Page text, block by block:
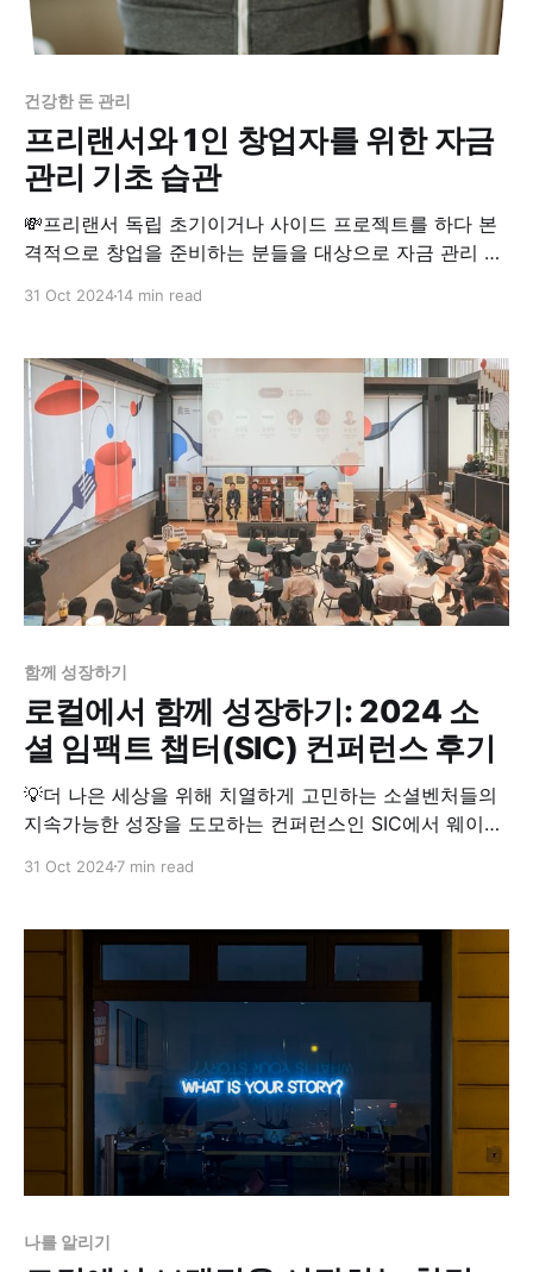
건강한 돈 관리
프리랜서와 1인 창업자를 위한 자금
관리 기초 습관
💸프리랜서 독립 초기이거나 사이드 프로젝트를 하다 본
격적으로 창업을 준비하는 분들을 대상으로 자금 관리 습
걸음 수입이 불규칙하고 자금 흐름이 아직 안정적이지 않
은 상황에서 창업을 준비하고 있는 분들 많이 계시죠? 이
31 Oct 202414 min read
함께 성장하기
로컬에서 함께 성장하기: 2024 소
셜 임팩트 챕터(SIC) 컨퍼런스 후기
💡더 나은 세상을 위해 치열하게 고민하는 소셜벤처들의
지속가능한 성장을 도모하는 컨퍼런스인 SIC에서 웨이브
계 지원에 대한 비전을 선포하였습니다. 청년 창업자들이
있을까요? 지난 10월 23일, 성수동 KT&G 상상플래닛에서
31 Oct 20247 min read
나를 알리기